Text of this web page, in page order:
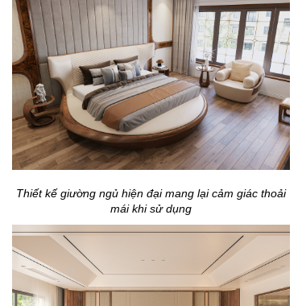
Thiết kế giường ngủ hiện đại mang lại cảm giác thoải
mái khi sử dụng